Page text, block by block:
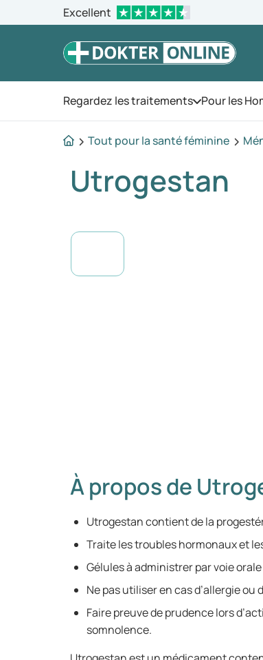
Excellent
Regardez les traitementsOuvrez le
Pour les
Tout pour la santé féminine
Utrogestan
À propos de
Utrogestan contient de la
Traite les troubles hormonaux et
Gélules à administrer par voie
Ne pas utiliser en cas d’allergie ou
Faire preuve de prudence lors
somnolence.